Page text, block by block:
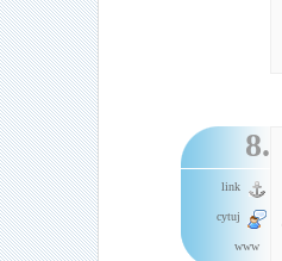
8.
link
cytuj
www